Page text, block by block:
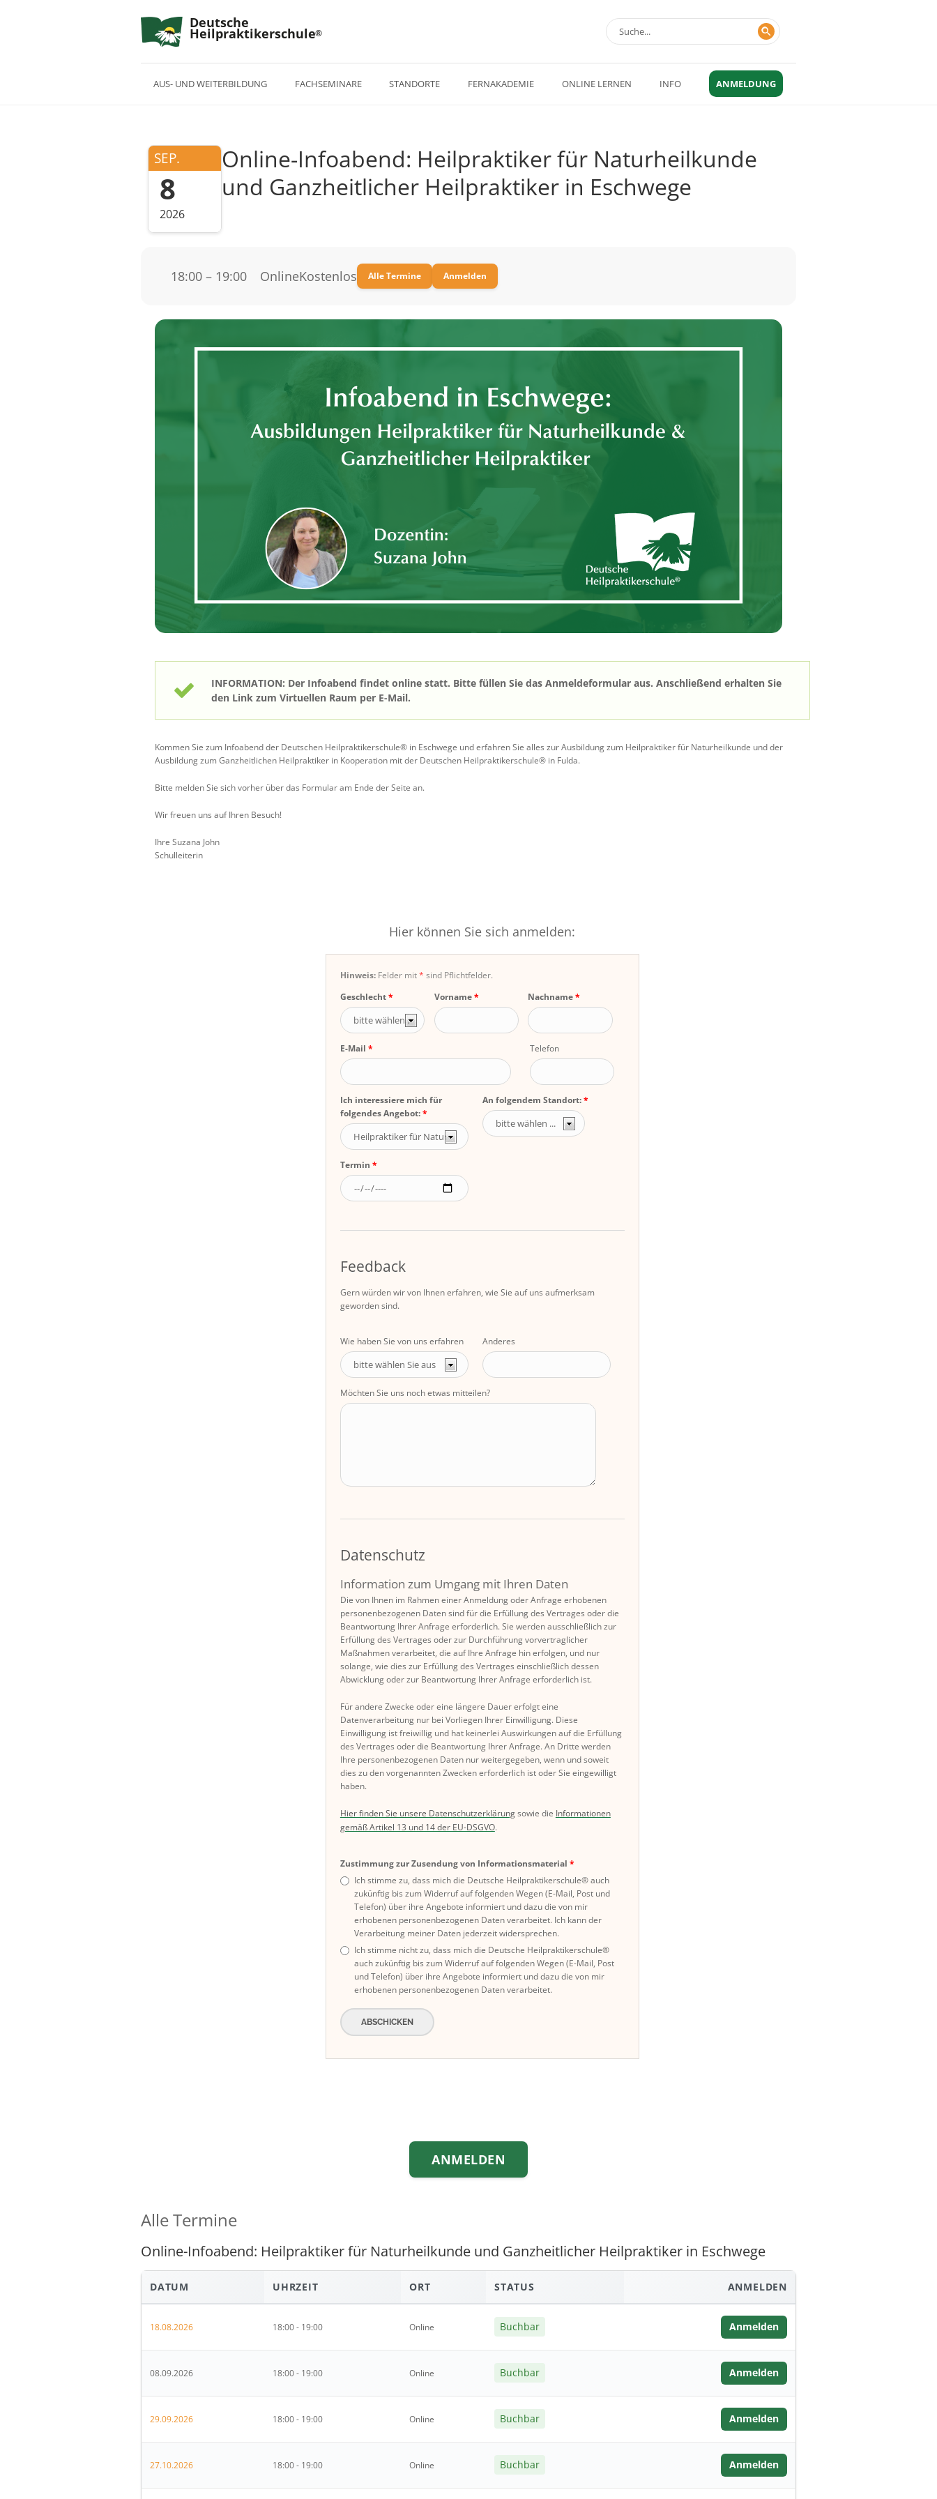
Deutsche
Heilpraktikerschule
AUS- UND WEITERBILDUNG FACHSEMINARE STANDORTE FERNAKADEMIE ONLINE LERNEN INFO ANMELDUNG
SEP.
8
2026
Online-Infoabend: Heilpraktiker für Naturheilkunde
und Ganzheitlicher Heilpraktiker in Eschwege
18:00 – 19:00 OnlineKostenlos Alle Termine Anmelden
INFORMATION: Der Infoabend findet online statt. Bitte füllen Sie das Anmeldeformular aus. Anschließend erhalten Sie
den Link zum Virtuellen Raum per E-Mail.
Kommen Sie zum Infoabend der Deutschen Heilpraktikerschule® in Eschwege und erfahren Sie alles zur Ausbildung zum Heilpraktiker für Naturheilkunde und der
Ausbildung zum Ganzheitlichen Heilpraktiker in Kooperation mit der Deutschen Heilpraktikerschule® in Fulda.
Bitte melden Sie sich vorher über das Formular am Ende der Seite an.
Wir freuen uns auf Ihren Besuch!
Ihre Suzana John
Schulleiterin
Hier können Sie sich anmelden:
Hinweis:Felder mit* sind Pflichtfelder.
Geschlecht
Vorname Nachname
E-Mail Telefon
Ich interessiere mich für
folgendes Angebot:
An folgendem Standort:
Termin
Feedback
Gern würden wir von Ihnen erfahren, wie Sie auf uns aufmerksam
geworden sind.
Wie haben Sie von uns erfahren Anderes
Möchten Sie uns noch etwas mitteilen?
Datenschutz
Information zum Umgang mit Ihren Daten
Die von Ihnen im Rahmen einer Anmeldung oder Anfrage erhobenen
personenbezogenen Daten sind für die Erfüllung des Vertrages oder die
Beantwortung Ihrer Anfrage erforderlich. Sie werden ausschließlich zur
Erfüllung des Vertrages oder zur Durchführung vorvertraglicher
Maßnahmen verarbeitet, die auf Ihre Anfrage hin erfolgen, und nur
solange, wie dies zur Erfüllung des Vertrages einschließlich dessen
Abwicklung oder zur Beantwortung Ihrer Anfrage erforderlich ist.
Für andere Zwecke oder eine längere Dauer erfolgt eine
Datenverarbeitung nur bei Vorliegen Ihrer Einwilligung. Diese
Einwilligung ist freiwillig und hat keinerlei Auswirkungen auf die Erfüllung
des Vertrages oder die Beantwortung Ihrer Anfrage. An Dritte werden
Ihre personenbezogenen Daten nur weitergegeben, wenn und soweit
dies zu den vorgenannten Zwecken erforderlich ist oder Sie eingewilligt
haben.
Hier finden Sie unsere Datenschutzerklärungsowie die Informationen
gemäß Artikel 13 und 14 der EU-DSGVO.
Zustimmung zur Zusendung von Informationsmaterial
Ich stimme zu, dass mich die Deutsche Heilpraktikerschule® auch
zukünftig bis zum Widerruf auf folgenden Wegen (E-Mail, Post und
Telefon) über ihre Angebote informiert und dazu die von mir
erhobenen personenbezogenen Daten verarbeitet. Ich kann der
Verarbeitung meiner Daten jederzeit widersprechen.
Ich stimme nicht zu, dass mich die Deutsche Heilpraktikerschule®
auch zukünftig bis zum Widerruf auf folgenden Wegen (E-Mail, Post
und Telefon) über ihre Angebote informiert und dazu die von mir
erhobenen personenbezogenen Daten verarbeitet.
ABSCHICKEN
ANMELDEN
Alle Termine
Online-Infoabend: Heilpraktiker für Naturheilkunde und Ganzheitlicher Heilpraktiker in Eschwege
DATUM UHRZEIT ORT STATUS ANMELDEN
18.08.2026 18:00 - 19:00 Online Buchbar Anmelden
08.09.2026 18:00 - 19:00 Online Buchbar Anmelden
29.09.2026 18:00 - 19:00 Online Buchbar Anmelden
27.10.2026 18:00 - 19:00 Online Buchbar Anmelden